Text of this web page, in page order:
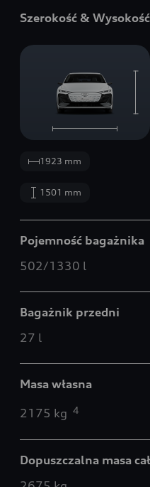
Szerokość & Wysokość
1923 mm
1501 mm
Pojemność bagażnika
502/1330 l
Bagażnik przedni
27 l
Masa własna
2175 kg 4
Dopuszczalna masa